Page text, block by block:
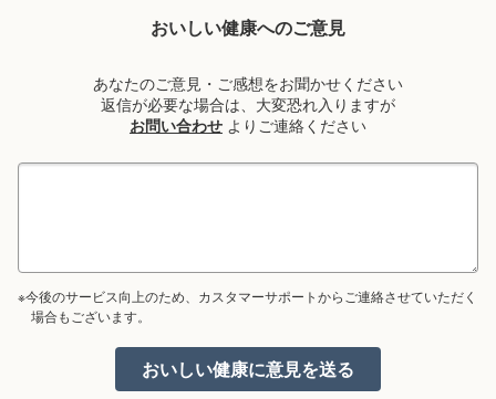
おいしい健康へのご意見
あなたのご意見・ご感想をお聞かせください
返信が必要な場合は、大変恐れ入りますが
お問い合わせ よりご連絡ください
※今後のサービス向上のため、カスタマーサポートからご連絡させていただく
場合もございます。